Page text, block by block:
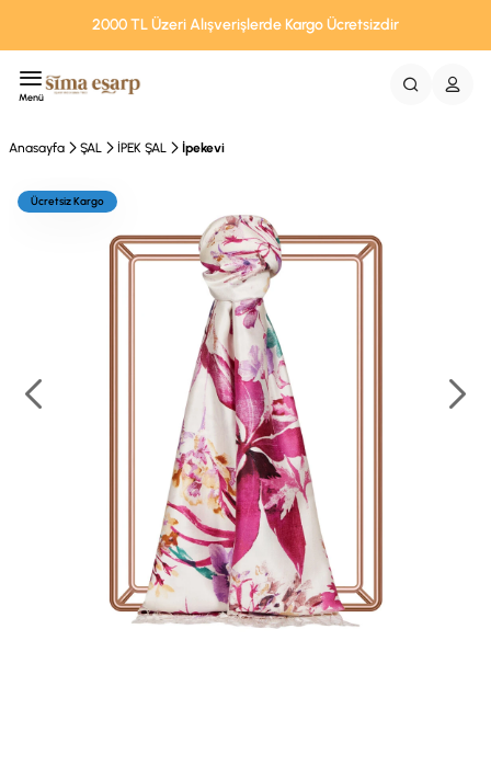
2000 TL Üzeri Alışverişlerde Kargo Ücretsizdir
Menü
Anasayfa ŞAL İPEK ŞAL İpekevi
Ücretsiz Kargo